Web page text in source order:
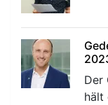
Der
hält